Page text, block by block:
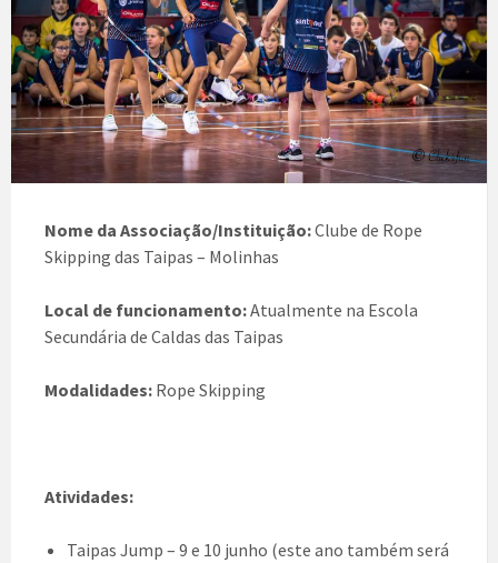
Nome da Associação/Instituição:Clube de Rope
Skipping das Taipas – Molinhas
Local de funcionamento:Atualmente na Escola
Secundária de Caldas das Taipas
Modalidades: Rope Skipping
Atividades:
Taipas Jump – 9 e 10 junho (este ano também será